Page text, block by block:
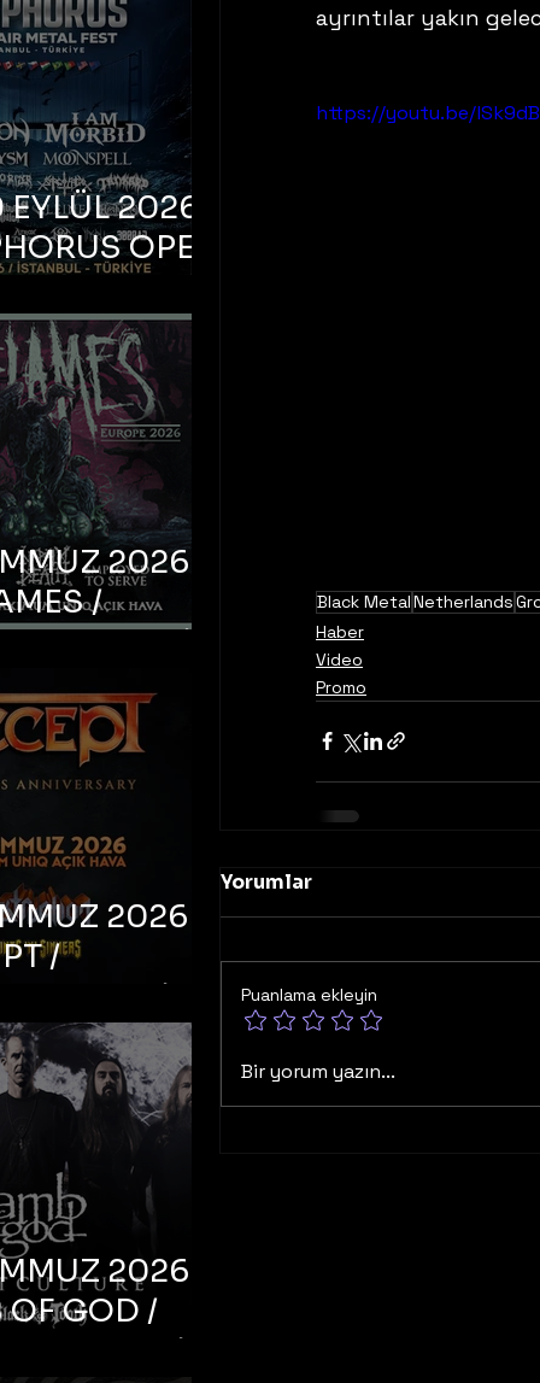
ayrıntılar yakın
https://youtu.be/
Black MetalNetherlands
Haber
Video
Promo
Yorumlar
Puanlama ekleyin
Bir yorum yazın...
2026 –
OPEN
FEST
2026 –
/
DEATH /
– İstanbul,
Uniq
2026 –
/
/
‘N’
– İstanbul,
Uniq
2026 –
OF GOD /
CULTURE /